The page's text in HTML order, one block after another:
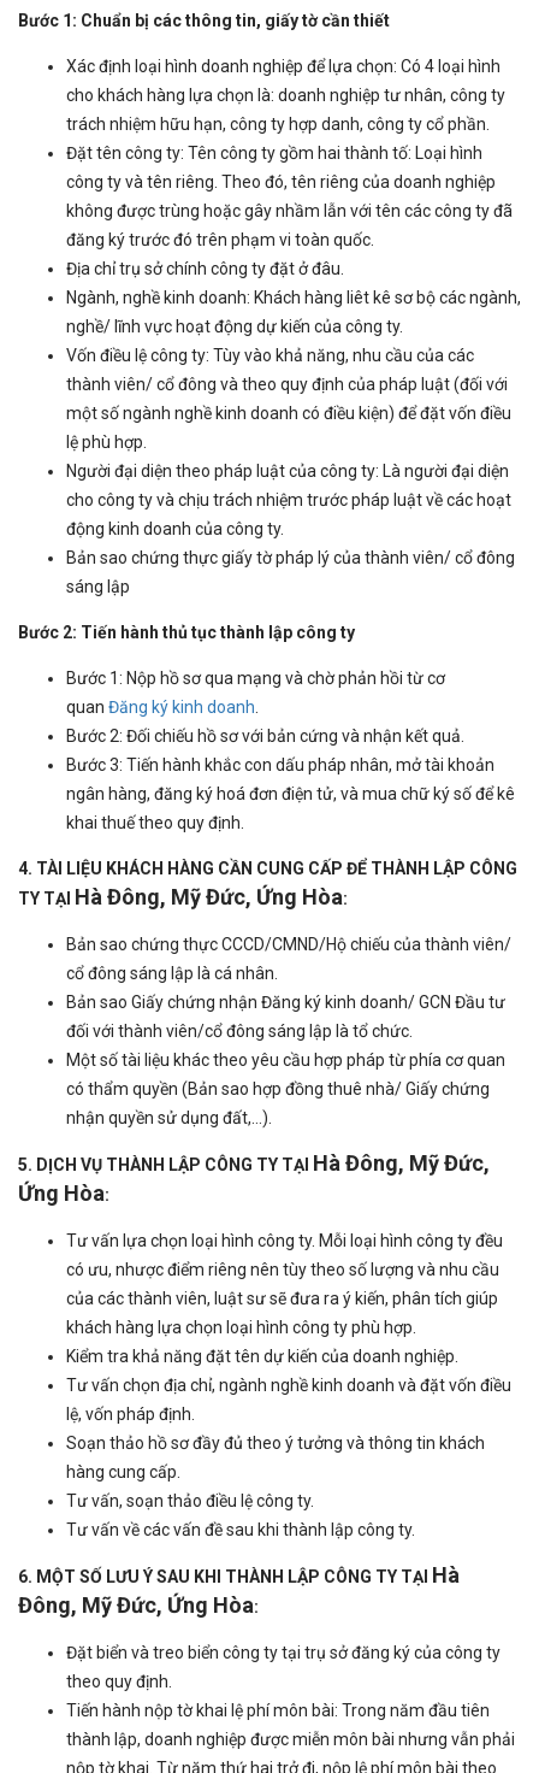
Bước 1: Chuẩn bị các thông tin, giấy tờ cần thiết
Xác định loại hình doanh nghiệp để lựa chọn: Có 4 loại hình
cho khách hàng lựa chọn là: doanh nghiệp tư nhân, công ty
trách nhiệm hữu hạn, công ty hợp danh, công ty cổ phần.
Đặt tên công ty: Tên công ty gồm hai thành tố: Loại hình
công ty và tên riêng. Theo đó, tên riêng của doanh nghiệp
không được trùng hoặc gây nhầm lẫn với tên các công ty đã
đăng ký trước đó trên phạm vi toàn quốc.
Địa chỉ trụ sở chính công ty đặt ở đâu.
Ngành, nghề kinh doanh: Khách hàng liêt kê sơ bộ các ngành,
nghề/ lĩnh vực hoạt động dự kiến của công ty.
Vốn điều lệ công ty: Tùy vào khả năng, nhu cầu của các
thành viên/ cổ đông và theo quy định của pháp luật (đối với
một số ngành nghề kinh doanh có điều kiện) để đặt vốn điều
lệ phù hợp.
Người đại diện theo pháp luật của công ty: Là người đại diện
cho công ty và chịu trách nhiệm trước pháp luật về các hoạt
động kinh doanh của công ty.
Bản sao chứng thực giấy tờ pháp lý của thành viên/ cổ đông
sáng lập
Bước 2: Tiến hành thủ tục thành lập công ty
Bước 1: Nộp hồ sơ qua mạng và chờ phản hồi từ cơ
quan Đăng ký kinh doanh.
Bước 2: Đối chiếu hồ sơ với bản cứng và nhận kết quả.
Bước 3: Tiến hành khắc con dấu pháp nhân, mở tài khoản
ngân hàng, đăng ký hoá đơn điện tử, và mua chữ ký số để kê
khai thuế theo quy định.
4. TÀI LIỆU KHÁCH HÀNG CẦN CUNG CẤP ĐỂ THÀNH LẬP CÔNG
TY TẠI Hà Đông, Mỹ Đức, Ứng Hòa:
Bản sao chứng thực CCCD/CMND/Hộ chiếu của thành viên/
cổ đông sáng lập là cá nhân.
Bản sao Giấy chứng nhận Đăng ký kinh doanh/ GCN Đầu tư
đối với thành viên/cổ đông sáng lập là tổ chức.
Một số tài liệu khác theo yêu cầu hợp pháp từ phía cơ quan
có thẩm quyền (Bản sao hợp đồng thuê nhà/ Giấy chứng
nhận quyền sử dụng đất,…).
5. DỊCH VỤ THÀNH LẬP CÔNG TY TẠI Hà Đông, Mỹ Đức,
Ứng Hòa:
Tư vấn lựa chọn loại hình công ty. Mỗi loại hình công ty đều
có ưu, nhược điểm riêng nên tùy theo số lượng và nhu cầu
của các thành viên, luật sư sẽ đưa ra ý kiến, phân tích giúp
khách hàng lựa chọn loại hình công ty phù hợp.
Kiểm tra khả năng đặt tên dự kiến của doanh nghiệp.
Tư vấn chọn địa chỉ, ngành nghề kinh doanh và đặt vốn điều
lệ, vốn pháp định.
Soạn thảo hồ sơ đầy đủ theo ý tưởng và thông tin khách
hàng cung cấp.
Tư vấn, soạn thảo điều lệ công ty.
Tư vấn về các vấn đề sau khi thành lập công ty.
6. MỘT SỐ LƯU Ý SAU KHI THÀNH LẬP CÔNG TY TẠI Hà
Đông, Mỹ Đức, Ứng Hòa:
Đặt biển và treo biển công ty tại trụ sở đăng ký của công ty
theo quy định.
Tiến hành nộp tờ khai lệ phí môn bài: Trong năm đầu tiên
thành lập, doanh nghiệp được miễn môn bài nhưng vẫn phải
nộp tờ khai. Từ năm thứ hai trở đi, nộp lệ phí môn bài theo